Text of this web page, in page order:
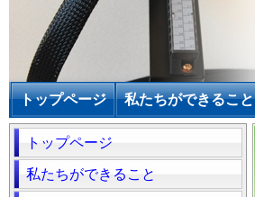
トップページ 私たちができること
トップページ
私たちができること